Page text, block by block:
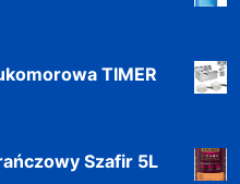
TIMER
Szafir 5L